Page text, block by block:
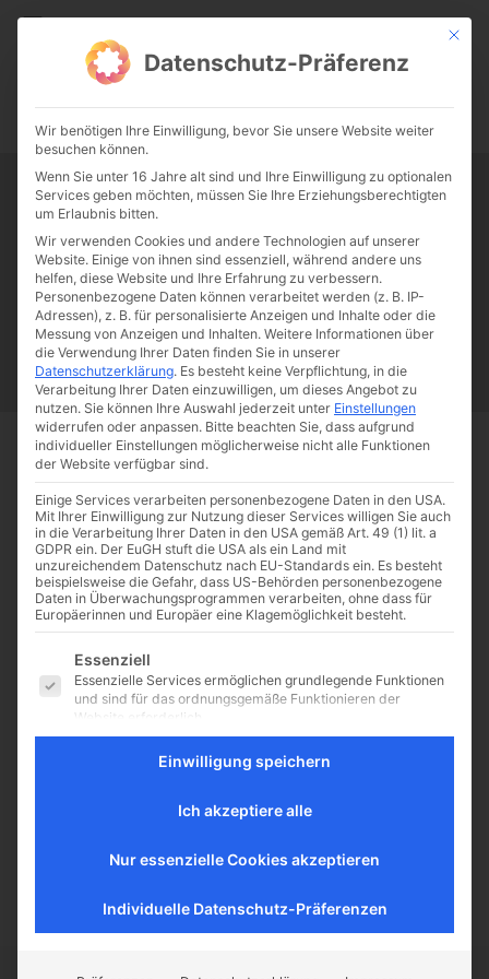
CATHWALK.DE
0:00 -:--
Tag:Fürstin Gloria von Thurn
und Taxis
Papst Franziskus Ehe Sex Liebe Familie Katholizismus
Franziskus 50 Jahre Humanae vitae Katholische Kirche
„Ecce homo!“ –
Porträtgemälde von
Fürstin Gloria von Thurn
und Taxis
Von Hannes Kirmse Man findet
sich am 30. März im bayrischen
frühsommerlichem Temperaturen
Eber“ und die angeschlossene...
Start Schlagworte Fürstin Gloria von Thurn und Taxis
Mit
Datenschutz-Präferenz
Wir benötigen Ihre Einwilligung, bevor Sie unsere Website weiter
besuchen können.
Wenn Sie unter 16 Jahre alt sind und Ihre Einwilligung zu optionalen
Services geben möchten, müssen Sie Ihre Erziehungsberechtigten
um Erlaubnis bitten.
Wir verwenden Cookies und andere Technologien auf unserer
Website. Einige von ihnen sind essenziell, während andere uns
helfen, diese Website und Ihre Erfahrung zu verbessern.
Personenbezogene Daten können verarbeitet werden (z. B. IP-
Adressen), z. B. für personalisierte Anzeigen und Inhalte oder die
Messung von Anzeigen und Inhalten. Weitere Informationen über
die Verwendung Ihrer Daten finden Sie in unserer
Datenschutzerklärung. Es besteht keine Verpflichtung, in die
Verarbeitung Ihrer Daten einzuwilligen, um dieses Angebot zu
nutzen. Sie können Ihre Auswahl jederzeit unter Einstellungen
widerrufen oder anpassen. Bitte beachten Sie, dass aufgrund
individueller Einstellungen möglicherweise nicht alle Funktionen
der Website verfügbar sind.
Einige Services verarbeiten personenbezogene Daten in den USA.
Mit Ihrer Einwilligung zur Nutzung dieser Services willigen Sie auch
in die Verarbeitung Ihrer Daten in den USA gemäß Art. 49 (1) lit. a
GDPR ein. Der EuGH stuft die USA als ein Land mit
unzureichendem Datenschutz nach EU-Standards ein. Es besteht
beispielsweise die Gefahr, dass US-Behörden personenbezogene
Daten in Überwachungsprogrammen verarbeiten, ohne dass für
Europäerinnen und Europäer eine Klagemöglichkeit besteht.
Es folgt eine Liste der Service-Gruppen, für die eine
Essenziell
Essenzielle Services ermöglichen grundlegende Funktionen
und sind für das ordnungsgemäße Funktionieren der
Website erforderlich.
Statistik-Cookies sammeln Nutzungsdaten, die uns
Website umgehen.
Inhalte von Videoplattformen und Social-Media-Plattformen
manuelle Einwilligung mehr erforderlich.
Einwilligung speichern
Ich akzeptiere alle
Nur essenzielle Cookies akzeptieren
Individuelle Datenschutz-Präferenzen